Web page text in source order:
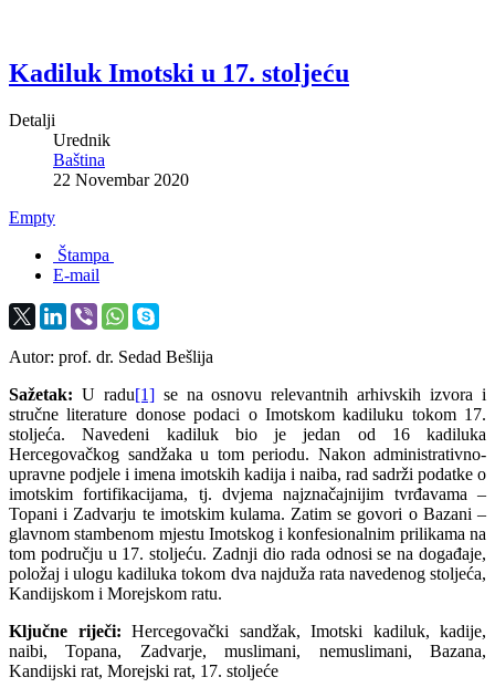
Kadiluk Imotski u 17. stoljeću
Detalji
Urednik
Baština
22 Novembar 2020
Empty
Štampa
E-mail
Autor: prof. dr. Sedad Bešlija
Sažetak: U radu[1]se na osnovu relevantnih arhivskih izvora i
stručne literature donose podaci o Imotskom kadiluku tokom 17.
stoljeća. Navedeni kadiluk bio je jedan od 16 kadiluka
Hercegovačkog sandžaka u tom periodu. Nakon administrativno-
upravne podjele i imena imotskih kadija i naiba, rad sadrži podatke o
imotskim fortifikacijama, tj. dvjema najznačajnijim tvrđavama –
Topani i Zadvarju te imotskim kulama. Zatim se govori o Bazani –
glavnom stambenom mjestu Imotskog i konfesionalnim prilikama na
tom području u 17. stoljeću. Zadnji dio rada odnosi se na događaje,
položaj i ulogu kadiluka tokom dva najduža rata navedenog stoljeća,
Kandijskom i Morejskom ratu.
Ključne riječi: Hercegovački sandžak, Imotski kadiluk, kadije,
naibi, Topana, Zadvarje, muslimani, nemuslimani, Bazana,
Kandijski rat, Morejski rat, 17. stoljeće